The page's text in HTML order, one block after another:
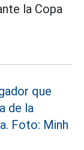
la Copa